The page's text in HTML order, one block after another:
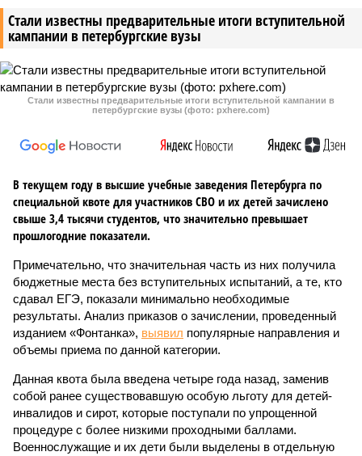
Стали известны предварительные итоги вступительной
кампании в петербургские вузы
Стали известны предварительные итоги вступительной кампании в
петербургские вузы (фото: pxhere.com)
В текущем году в высшие учебные заведения Петербурга по
специальной квоте для участников СВО и их детей зачислено
свыше 3,4 тысячи студентов, что значительно превышает
прошлогодние показатели.
Примечательно, что значительная часть из них получила
бюджетные места без вступительных испытаний, а те, кто
сдавал ЕГЭ, показали минимально необходимые
результаты. Анализ приказов о зачислении, проведенный
изданием «Фонтанка», выявил популярные направления и
объемы приема по данной категории.
Данная квота была введена четыре года назад, заменив
собой ранее существовавшую особую льготу для детей-
инвалидов и сирот, которые поступали по упрощенной
процедуре с более низкими проходными баллами.
Военнослужащие и их дети были выделены в отдельную